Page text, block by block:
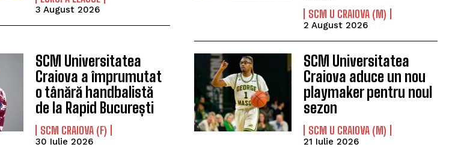
3 August 2026 SCM U CRAIOVA (M)
2 August 2026
SCM Universitatea
Craiova a împrumutat
o tânără handbalistă
de la Rapid București
SCM CRAIOVA (F)
30 Iulie 2026
SCM Universitatea
Craiova aduce un nou
playmaker pentru noul
sezon
SCM U CRAIOVA (M)
21 Iulie 2026